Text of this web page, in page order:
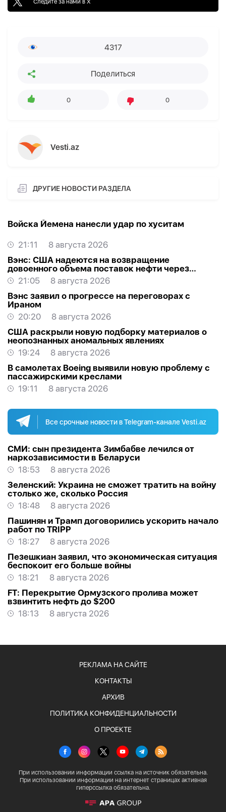
4317
Поделиться
0 0
Vesti.az
ДРУГИЕ НОВОСТИ РАЗДЕЛА
Войска Йемена нанесли удар по хуситам
21:11
8 августа 2026
Вэнс: США надеются на возвращение
довоенного объема поставок нефти через
Ормуз
21:05
8 августа 2026
Вэнс заявил о прогрессе на переговорах с
Ираном
20:20
8 августа 2026
США раскрыли новую подборку материалов о
неопознанных аномальных явлениях
19:24
8 августа 2026
В самолетах Boeing выявили новую проблему с
пассажирскими креслами
19:11
8 августа 2026
Все срочные новости в Telegram-канале Vesti.az
СМИ: сын президента Зимбабве лечился от
наркозависимости в Беларуси
18:53
8 августа 2026
Зеленский: Украина не сможет тратить на войну
столько же, сколько Россия
18:48
8 августа 2026
Пашинян и Трамп договорились ускорить начало
работ по TRIPP
18:27
8 августа 2026
Пезешкиан заявил, что экономическая ситуация
беспокоит его больше войны
18:21
8 августа 2026
FT: Перекрытие Ормузского пролива может
взвинтить нефть до $200
18:13
8 августа 2026
РЕКЛАМА НА САЙТЕ
КОНТАКТЫ
АРХИВ
ПОЛИТИКА КОНФИДЕНЦИАЛЬНОСТИ
О ПРОЕКТЕ
При использовании информации ссылка на источник обязательна.
При использовании информации на интернет страницах активная
гиперссылка обязательна.